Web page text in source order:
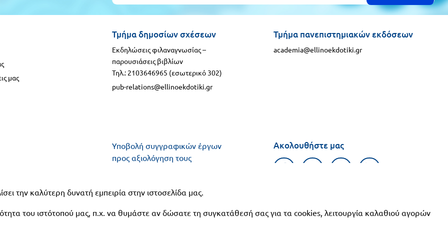
μας
Τμήμα δημοσίων σχέσεων
Εκδηλώσεις φιλαναγνωσίας –
παρουσιάσεις βιβλίων
Τηλ.: 2103646965 (εσωτερικό 302)
pub-relations@ellinoekdotiki.gr
Τμήμα πανεπιστημιακών εκδόσεων
academia@ellinoekdotiki.gr
Υποβολή συγγραφικών έργων
προς αξιολόγηση τους
βιβλίων - δοκιμίων - μονογραφιών
Ακολουθήστε μας
την καλύτερη δυνατή εμπειρία στην ιστοσελίδα μας.
του ιστότοπού μας, π.χ. να θυμάστε αν δώσατε τη συγκατάθεσή σας για τα cookies, λειτουργία καλαθιού αγορών